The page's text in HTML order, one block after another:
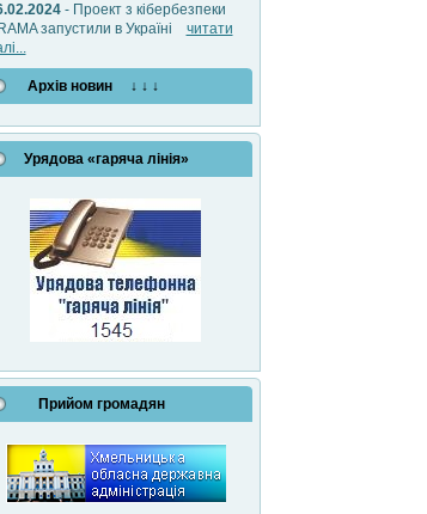
- Проект з кібербезпеки
запустили в Україні читати
Архів новин ↓ ↓ ↓
Урядова «гаряча лінія»
Прийом громадян